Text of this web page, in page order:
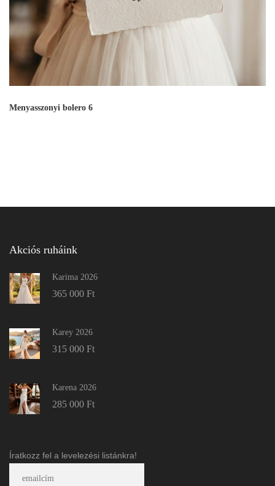
Menyasszonyi bolero 6
Akciós ruháink
Karima 2026
365 000 Ft
Karey 2026
315 000 Ft
Karena 2026
285 000 Ft
Íratkozz fel a levelezési listánkra!